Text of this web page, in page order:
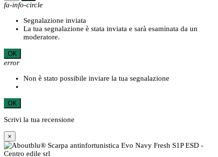
fa-info-circle
Segnalazione inviata
La tua segnalazione è stata inviata e sarà esaminata da un
moderatore.
OK
error
Non è stato possibile inviare la tua segnalazione
OK
Scrivi la tua recensione
×